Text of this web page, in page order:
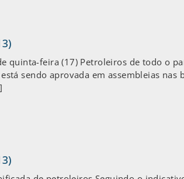
quinta-feira (17) Petroleiros de todo o
sendo aprovada em assembleias nas